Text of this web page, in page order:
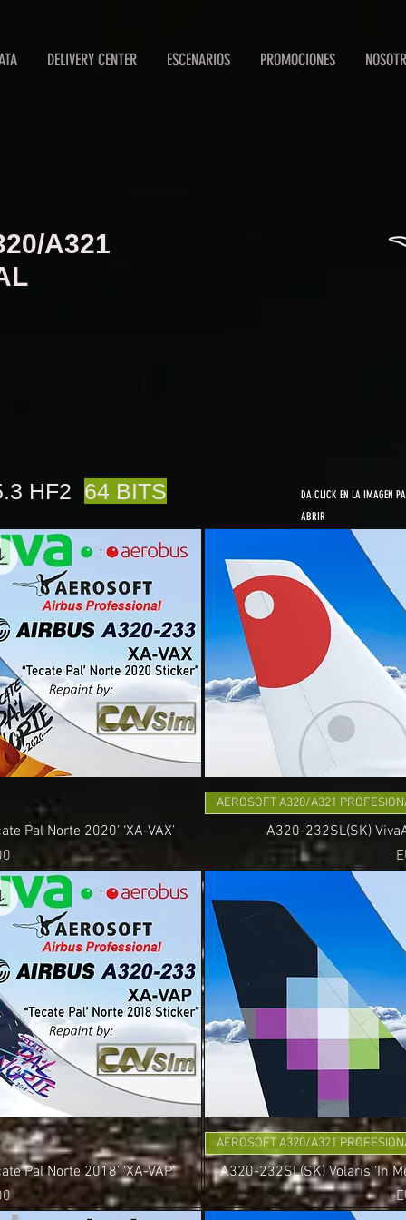
DELIVERY CENTER ESCENARIOS PROMOCIONES
A321
HF2 64 BITS
DA CLICK EN LA IMAGEN
ABRIR
Pal Norte 2020’ ‘XA-VAX’
AEROSOFT A320/A321
A320-232SL(SK)
Pal Norte 2018’ ‘XA-VAP’
AEROSOFT A320/A321
A320-232SL(SK) Volaris ‘In